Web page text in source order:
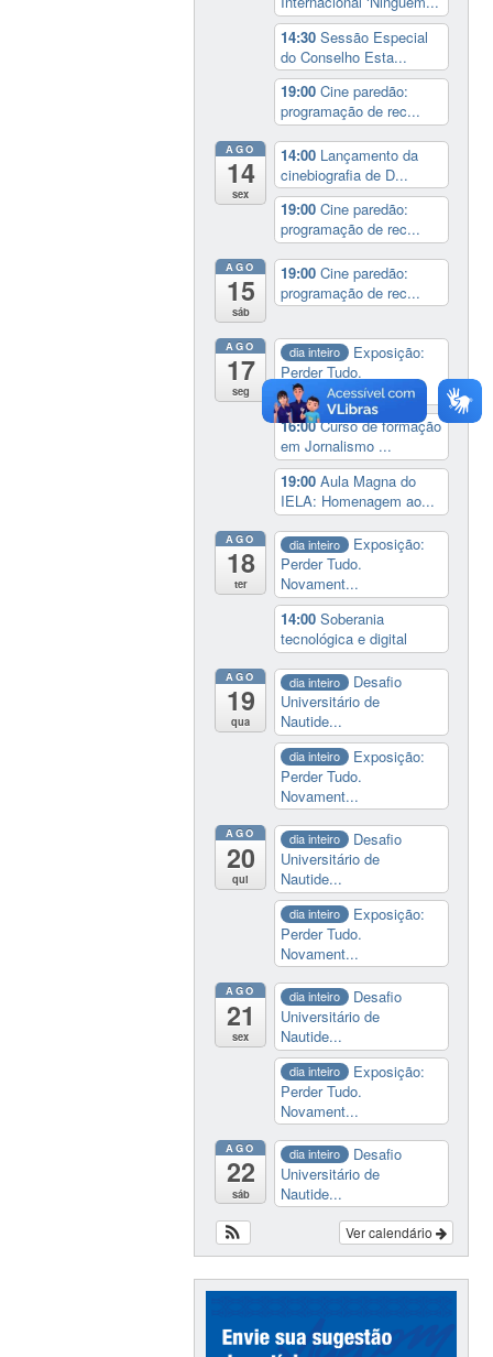
14:30Sessão Especial
do Conselho Esta...
19:00Cine paredão:
programação de rec...
AGO
14
sex
14:00 Lançamento da
cinebiografia de D...
19:00Cine paredão:
programação de rec...
AGO
15
sáb
19:00Cine paredão:
programação de rec...
AGO
17
seg
dia inteiro
Exposição:
Perder Tudo.
Novament...
16:00Curso de formação
em Jornalismo ...
19:00Aula Magna do
IELA: Homenagem ao...
AGO
18
ter
dia inteiro
Exposição:
Perder Tudo.
Novament...
14:00Soberania
tecnológica e digital
AGO
19
qua
dia inteiro
Desafio
Universitário de
Nautide...
dia inteiro
Exposição:
Perder Tudo.
Novament...
AGO
20
qui
dia inteiro
Desafio
Universitário de
Nautide...
dia inteiro
Exposição:
Perder Tudo.
Novament...
AGO
21
sex
dia inteiro
Desafio
Universitário de
Nautide...
dia inteiro
Exposição:
Perder Tudo.
Novament...
AGO
22
sáb
dia inteiro
Desafio
Universitário de
Nautide...
Ver calendário